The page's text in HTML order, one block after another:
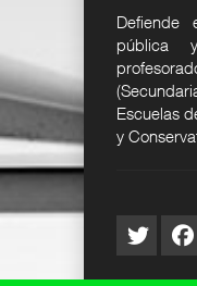
Defiende
pública
Escuelas
y